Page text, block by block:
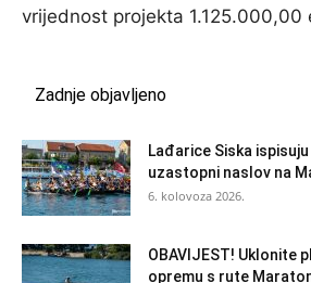
vrijednost projekta 1.125.000,00
Zadnje objavljeno
Lađarice Siska
uzastopni naslov na
6. kolovoza 2026.
OBAVIJEST! Uklonite
opremu s rute